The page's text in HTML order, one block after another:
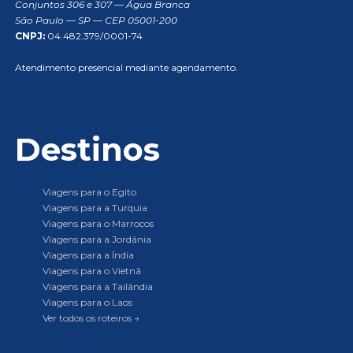
Conjuntos 306 e 307 — Água Branca
São Paulo — SP — CEP 05001-200
CNPJ: 04.482.379/0001-74
Atendimento presencial mediante agendamento.
Destinos
Viagens para o Egito
Viagens para a Turquia
Viagens para o Marrocos
Viagens para a Jordânia
Viagens para a Índia
Viagens para o Vietnã
Viagens para a Tailândia
Viagens para o Laos
Ver todos os roteiros →